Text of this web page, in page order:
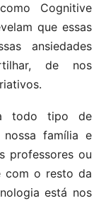
Cognitive
que essas
ansiedades
de nos
todo tipo de
nossa família e
professores ou
com o resto da
está nos